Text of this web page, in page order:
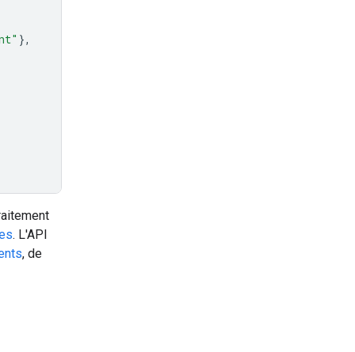
},
. L'API
, de